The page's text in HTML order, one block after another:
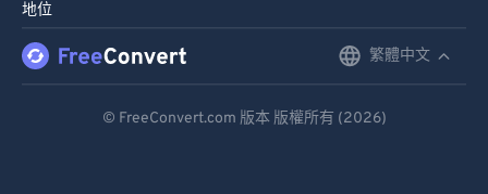
地位
繁體中文
© FreeConvert.com 版本 版權所有 (2026)